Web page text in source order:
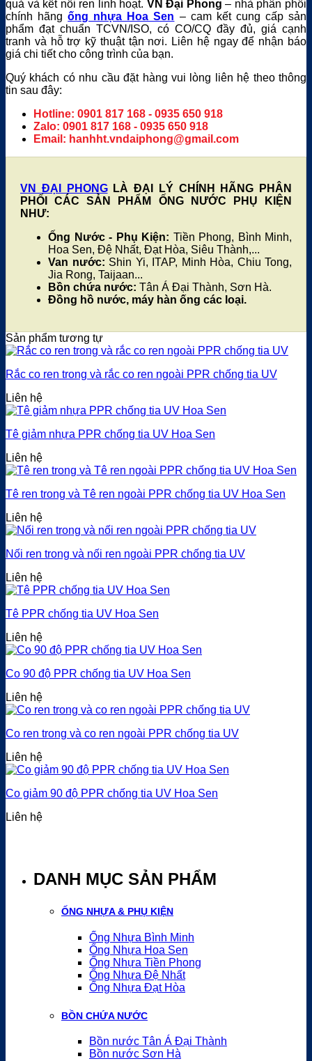
quả và kết nối ren linh hoạt. VN Đại Phong – nhà phân phối
chính hãngống nhựa Hoa Sen – cam kết cung cấp sản
phẩm đạt chuẩn TCVN/ISO, có CO/CQ đầy đủ, giá cạnh
tranh và hỗ trợ kỹ thuật tận nơi. Liên hệ ngay để nhận báo
giá chi tiết cho công trình của bạn.
Quý khách có nhu cầu đặt hàng vui lòng liên hệ theo thông
tin sau đây:
Hotline: 0901 817 168 - 0935 650 918
Zalo: 0901 817 168 - 0935 650 918
Email: hanhht.vndaiphong@gmail.com
VN ĐẠI PHONGLÀ ĐẠI LÝ CHÍNH HÃNG PHÂN
PHỐI CÁC SẢN PHẨM ỐNG NƯỚC PHỤ KIỆN
NHƯ:
Ống Nước - Phụ Kiện: Tiền Phong, Bình Minh,
Hoa Sen, Đệ Nhất, Đạt Hòa, Siêu Thành,...
Van nước: Shin Yi, ITAP, Minh Hòa, Chiu Tong,
Jia Rong, Taijaan...
Bồn chứa nước: Tân Á Đại Thành, Sơn Hà.
Đồng hồ nước, máy hàn ống các loại.
Sản phẩm tương tự
Rắc co ren trong và rắc co ren ngoài PPR chống tia UV
Liên hệ
Tê giảm nhựa PPR chống tia UV Hoa Sen
Liên hệ
Tê ren trong và Tê ren ngoài PPR chống tia UV Hoa Sen
Liên hệ
Nối ren trong và nối ren ngoài PPR chống tia UV
Liên hệ
Tê PPR chống tia UV Hoa Sen
Liên hệ
Co 90 độ PPR chống tia UV Hoa Sen
Liên hệ
Co ren trong và co ren ngoài PPR chống tia UV
Liên hệ
Co giảm 90 độ PPR chống tia UV Hoa Sen
Liên hệ
DANH MỤC SẢN PHẨM
ỐNG NHỰA & PHỤ KIỆN
Ống Nhựa Bình Minh
Ống Nhựa Hoa Sen
Ống Nhựa Tiền Phong
Ống Nhựa Đệ Nhất
Ống Nhựa Đạt Hòa
BỒN CHỨA NƯỚC
Bồn nước Tân Á Đại Thành
Bồn nước Sơn Hà